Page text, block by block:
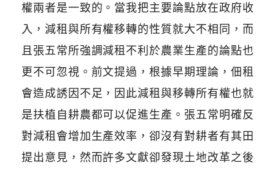
權兩者是一致的。當我把主要論點放在政府收
入，減租與所有權移轉的性質就大不相同，而
且張五常所強調減租不利於農業生產的論點也
更不可忽視。前文提過，根據早期理論，佃租
會造成誘因不足，因此減租與移轉所有權也就
是扶植自耕農都可以促進生產。張五常明確反
對減租會增加生產效率，卻沒有對耕者有其田
提出意見，然而許多文獻卻發現土地改革之後